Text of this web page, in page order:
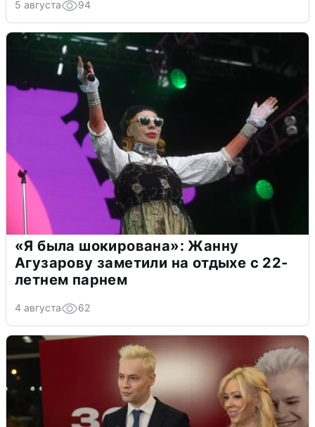
5 августа 94
«Я была шокирована»: Жанну
Агузарову заметили на отдыхе с 22-
летнем парнем
4 августа 62